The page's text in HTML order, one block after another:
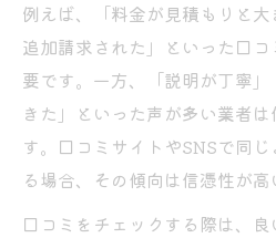
口コミで分かる追加
険性
安全な不用品回収業者
口コミが選ぶ安全な
不用品回収の許可や
口コミで信頼される
例えば、「料金が見積もりと
追加請求された」といった口
要です。一方、「説明が丁寧
きた」といった声が多い業者
す。口コミサイトやSNSで同
る場合、その傾向は信憑性が高
口コミをチェックする際は、